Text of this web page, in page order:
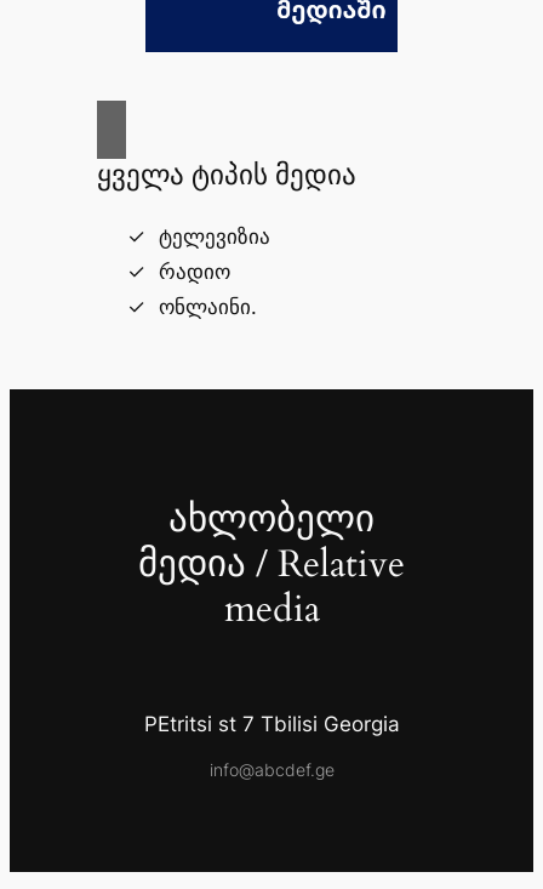
ყველა ტიპის მედია
ტელევიზია
რადიო
ონლაინი.
ახლობელი
მედია / Relative
media
PEtritsi st 7 Tbilisi Georgia
info@abcdef.ge